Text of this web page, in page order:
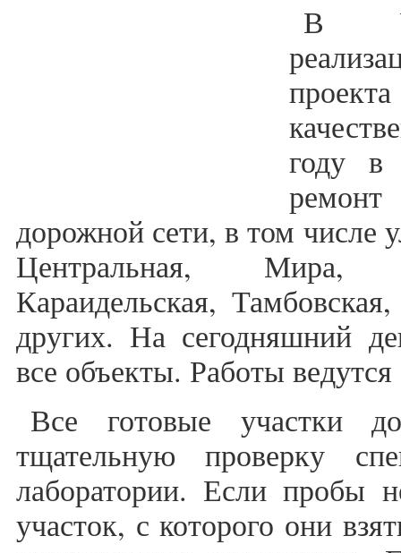
В
году в
дорожной сети, в том
Центральная, Мира,
Караидельская,
других. На сегодняшний
все объекты. Работы
Все готовые участки
тщательную проверку
лаборатории. Если пробы
участок, с которого они